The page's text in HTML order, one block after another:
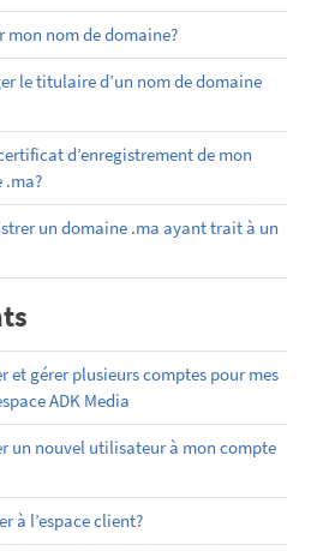
mon nom de domaine?
le titulaire d’un nom de domaine
d’enregistrement de mon
.ma?
un domaine .ma ayant trait à un
et gérer plusieurs comptes pour mes
ADK Media
un nouvel utilisateur à mon compte
à l’espace client?